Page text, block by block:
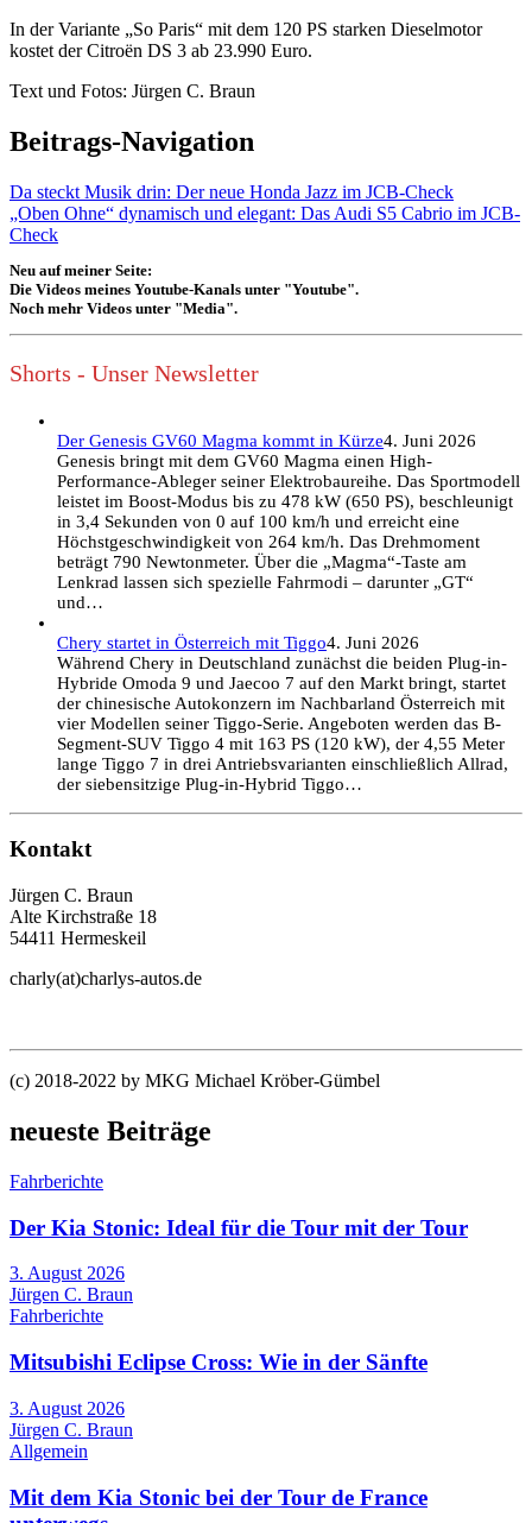
In der Variante „So Paris“ mit dem 120 PS starken Dieselmotor
kostet der Citroën DS 3 ab 23.990 Euro.
Text und Fotos: Jürgen C. Braun
Beitrags-Navigation
Da steckt Musik drin: Der neue Honda Jazz im JCB-Check
„Oben Ohne“ dynamisch und elegant: Das Audi S5 Cabrio im JCB-
Check
Neu auf meiner Seite:
Die Videos meines Youtube-Kanals unter "Youtube".
Noch mehr Videos unter "Media".
Shorts - Unser Newsletter
Der Genesis GV60 Magma kommt in Kürze4. Juni 2026
Genesis bringt mit dem GV60 Magma einen High-
Performance-Ableger seiner Elektrobaureihe. Das Sportmodell
leistet im Boost-Modus bis zu 478 kW (650 PS), beschleunigt
in 3,4 Sekunden von 0 auf 100 km/h und erreicht eine
Höchstgeschwindigkeit von 264 km/h. Das Drehmoment
beträgt 790 Newtonmeter. Über die „Magma“-Taste am
Lenkrad lassen sich spezielle Fahrmodi – darunter „GT“
und…
Chery startet in Österreich mit Tiggo4. Juni 2026
Während Chery in Deutschland zunächst die beiden Plug-in-
Hybride Omoda 9 und Jaecoo 7 auf den Markt bringt, startet
der chinesische Autokonzern im Nachbarland Österreich mit
vier Modellen seiner Tiggo-Serie. Angeboten werden das B-
Segment-SUV Tiggo 4 mit 163 PS (120 kW), der 4,55 Meter
lange Tiggo 7 in drei Antriebsvarianten einschließlich Allrad,
der siebensitzige Plug-in-Hybrid Tiggo…
Kontakt
Jürgen C. Braun
Alte Kirchstraße 18
54411 Hermeskeil
charly(at)charlys-autos.de
(c) 2018-2022 by MKG Michael Kröber-Gümbel
neueste Beiträge
Fahrberichte
Der Kia Stonic: Ideal für die Tour mit der Tour
3. August 2026
Jürgen C. Braun
Fahrberichte
Mitsubishi Eclipse Cross: Wie in der Sänfte
3. August 2026
Jürgen C. Braun
Allgemein
Mit dem Kia Stonic bei der Tour de France